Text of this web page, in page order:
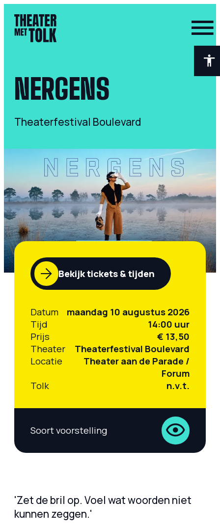
Theaterfestival Boulevard
NERGENS
'Zet de bril op. Voel wat woorden niet
kunnen zeggen.'
Bekijk tickets & tijden
Datum
maandag 10 augustus 2026
Tijd
14:00 uur
Prijs
€ 13,50
Theater
Theaterfestival Boulevard
Locatie
Theater aan de Parade /
Forum
Tolk
n.v.t.
Soort voorstelling